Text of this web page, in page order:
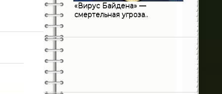
Стоматология
«Вирус Байдена» —
смертельная угроза..